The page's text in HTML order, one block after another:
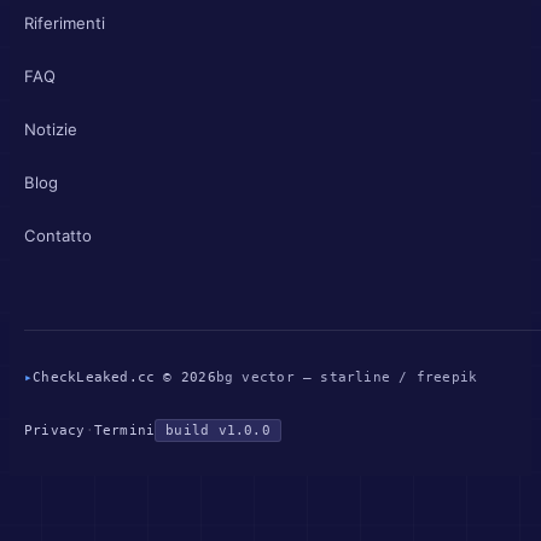
Riferimenti
FAQ
Notizie
Blog
Contatto
▸CheckLeaked.cc © 2026 bg vector — starline / freepik
Privacy · Termini build v1.0.0